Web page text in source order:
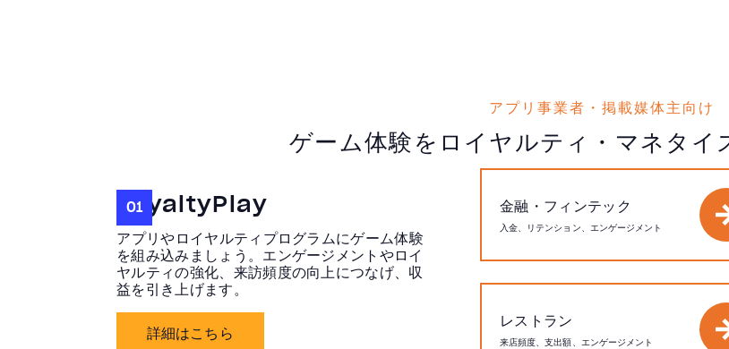
アプリ事業者・掲載媒体主向け
ゲーム体験をロイヤルティ・マネタイ
01
LoyaltyPlay
アプリやロイヤルティプログラムにゲーム体験
を組み込みましょう。エンゲージメントやロイ
ヤルティの強化、来訪頻度の向上につなげ、収
益を引き上げます。
詳細はこちら
金融・フィンテック
入金、リテンション、エンゲージメント
レストラン
来店頻度、支出額、エンゲージメント